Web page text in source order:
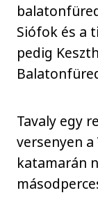
Siófok és a
pedig
Tavaly egy
versenyen
katamarán